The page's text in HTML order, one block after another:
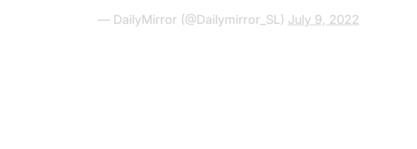
— DailyMirror (@Dailymirror_SL) July 9, 2022